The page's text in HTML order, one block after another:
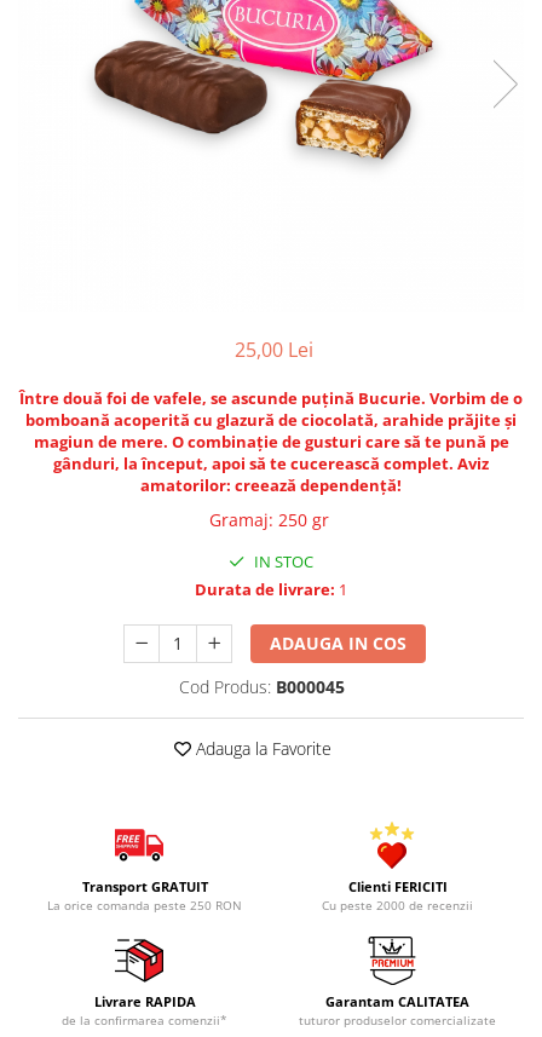
25,00 Lei
Între două foi de vafele, se ascunde puțină Bucurie. Vorbim de o
bomboană acoperită cu glazură de ciocolată, arahide prăjite şi
magiun de mere. O combinație de gusturi care să te pună pe
gânduri, la început, apoi să te cucerească complet. Aviz
amatorilor: creează dependență!
Gramaj: 250 gr
IN STOC
Durata de livrare: 1
ADAUGA IN COS
Cod Produs: B000045
Adauga la Favorite
Transport GRATUIT
La orice comanda peste 250 RON
Clienti FERICITI
Cu peste 2000 de recenzii
Livrare RAPIDA
de la confirmarea comenzii*
Garantam CALITATEA
tuturor produselor comercializate